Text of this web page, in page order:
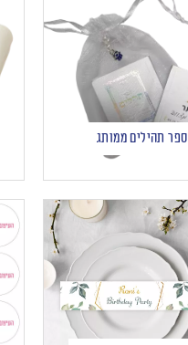
ספר תהילים ממותג